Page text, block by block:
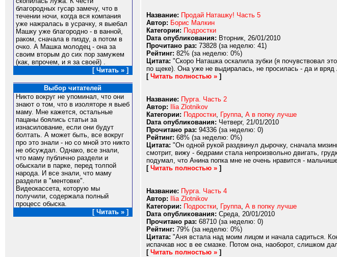
благородных гусар замечу, что в
течении ночи, когда вся компания
уже нажралась в усрачку, я выебал
Машку уже благородно - в ванной,
раком, сначала в пизду, а потом в
очко. А Машка молодец - она за
своим вторым до сих пор замужем
(как, впрочем, и я за своей) .
[ Читать » ]
Выбор читателей
Никто вокруг не упоминал, что они
знают о том, что в изоляторе я выеб
маму. Мне кажется, остальные
пацаны боялись статьи за
изнасилование, если они будут
болтать. А может быть, все вокруг
про это знали - но со мной это никто
не обсуждал. Однако, все знали,
что маму публично раздели и
обыскали в парке, перед толпой
народа. И все знали, что маму
раздели в "ментовке".
Видеокассета, которую мы
получили, содержала полный
процесс обыска.
[ Читать » ]
Название: Продай Наташку! Часть 5
Автор: Борис Малкин
Категории: Подростки
Dата опубликования: Вторник, 26/01/2010
Прочитано раз: 73828 (за неделю: 41)
Рейтинг: 82% (за неделю: 0%)
Цитата: "Скоро Наташка оскалила зубки (я почувствовал
по щеке). Она уже не выдиралась, не просилась - да и вряд
[ Читать полностью » ]
Название: Пурга. Часть 2
Автор:
Ilia Zlotnikov
Категории: Подростки, Группа, А в попку лучше
Dата опубликования: Четверг, 21/01/2010
Прочитано раз: 94336 (за неделю: 0)
Рейтинг: 68% (за неделю: 0%)
Цитата: "Он одной рукой раздвинул дырочку, сначала
смотрит, вижу - бедрами стала непроизвольно двигать,
подумал, что Анина попка мне не очень нравится -
[ Читать полностью » ]
Название: Пурга. Часть 4
Автор:
Ilia Zlotnikov
Категории: Подростки, Группа, А в попку лучше
Dата опубликования: Среда, 20/01/2010
Прочитано раз: 68710 (за неделю: 0)
Рейтинг: 79% (за неделю: 0%)
Цитата: "Аня встала над моим лицом и начала садиться.
испачкав нос в ее смазке. Потом она, наоборот, слишком
[ Читать полностью » ]